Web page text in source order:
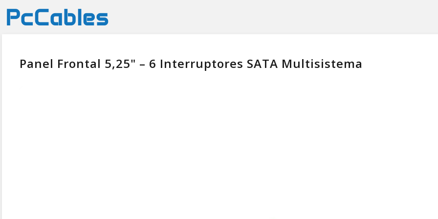
Panel Frontal 5,25" – 6 Interruptores SATA Multisistema